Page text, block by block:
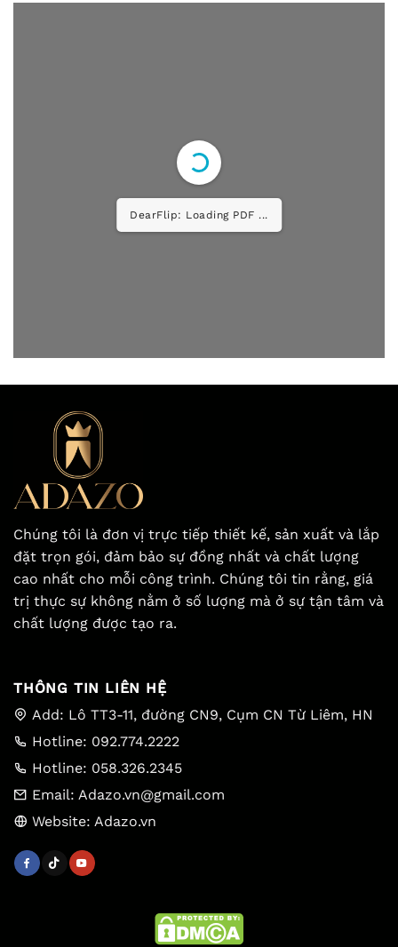
DearFlip: Loading PDF ...
Chúng tôi là đơn vị trực tiếp thiết kế, sản xuất và lắp
đặt trọn gói, đảm bảo sự đồng nhất và chất lượng
cao nhất cho mỗi công trình. Chúng tôi tin rằng, giá
trị thực sự không nằm ở số lượng mà ở sự tận tâm và
chất lượng được tạo ra.
THÔNG TIN LIÊN HỆ
Add: Lô TT3-11, đường CN9, Cụm CN Từ Liêm, HN
Hotline: 092.774.2222
Hotline: 058.326.2345
Email: Adazo.vn@gmail.com
Website: Adazo.vn